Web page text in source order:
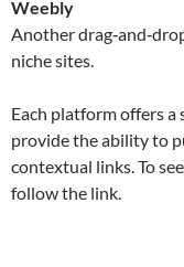
Weebly
Another
niche sites.
Each platform offers
provide the ability to
contextual links. To
follow the link.